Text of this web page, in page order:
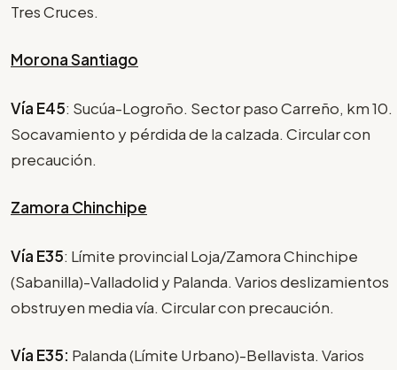
Tres Cruces.
Morona Santiago
Vía E45: Sucúa-Logroño. Sector paso Carreño, km 10.
Socavamiento y pérdida de la calzada. Circular con
precaución.
Zamora Chinchipe
Vía E35: Límite provincial Loja/Zamora Chinchipe
(Sabanilla)-Valladolid y Palanda. Varios deslizamientos
obstruyen media vía. Circular con precaución.
Vía E35: Palanda (Límite Urbano)-Bellavista. Varios